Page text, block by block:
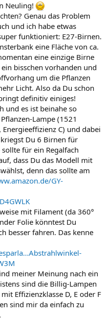
Neuling!
Genau das Problem
und ich habe etwas
funktioniert: E27-Birnen.
eine Fläche von ca.
eine einzige Birne
bisschen vorhanden und
um die Pflanzen
Licht. Also da Du schon
definitiv einiges!
und es ist beinahe so
Lampe (1521
C) und dabei
Du 6 Birnen für
für ein Regalfach
dass Du das Modell mit
denn das sollte am
GY-
mit Filament (da 360°
Folie könntest Du
besser fahren. Das kenne
meiner Meinung nach ein
sind die Billig-Lampen
Effizienzklasse D, E oder F
sind mir da einfach zu